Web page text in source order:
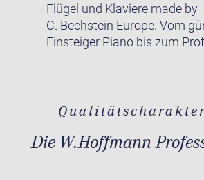
Flügel und Klaviere made by
C. Bechstein Europe. Vom
Einsteiger Piano bis zum
Die W.Hoffmann